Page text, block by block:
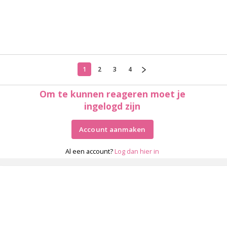
1 2 3 4
Om te kunnen reageren moet je
ingelogd zijn
Account aanmaken
Al een account? Log dan hier in